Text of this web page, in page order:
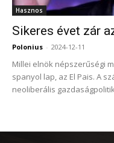
Hasznos
Sikeres évet zár
Polonius - 2024-12-11
Millei elnök népszerűségi
spanyol lap, az El Pais. A
neoliberális